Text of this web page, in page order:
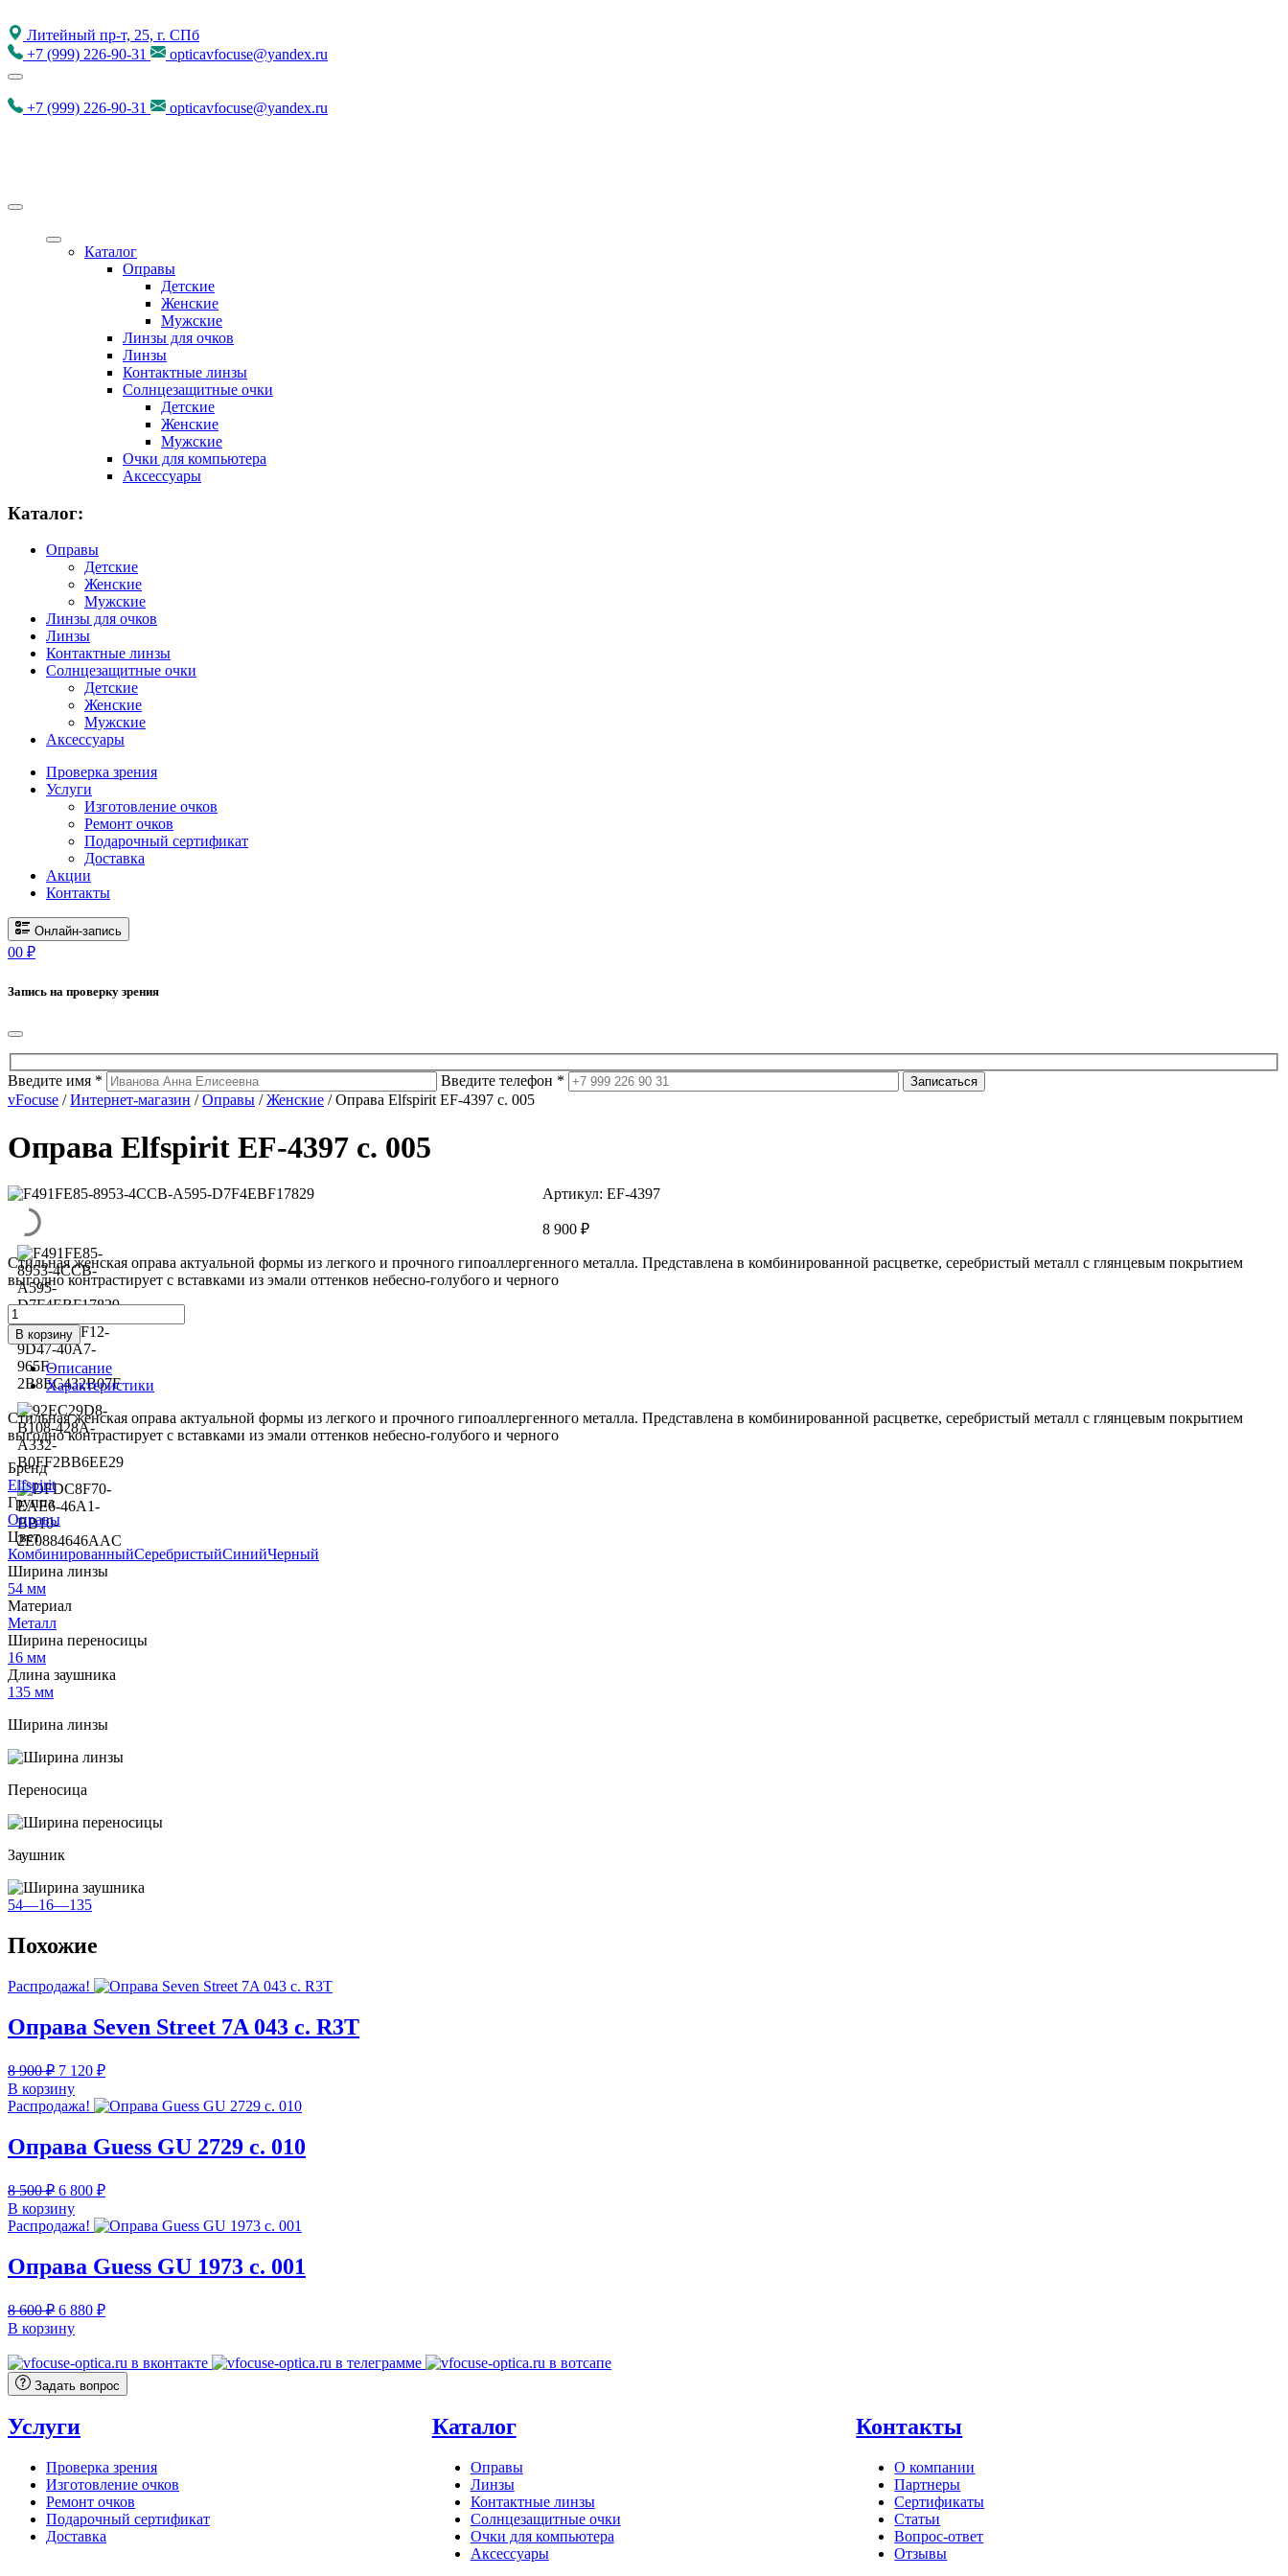
Литейный пр-т, 25, г. СПб
+7 (999) 226-90-31 opticavfocuse@yandex.ru
+7 (999) 226-90-31 opticavfocuse@yandex.ru
Каталог
Оправы
Детские
Женские
Мужские
Линзы для очков
Линзы
Контактные линзы
Солнцезащитные очки
Детские
Женские
Мужские
Очки для компьютера
Аксессуары
Каталог:
Оправы
Детские
Женские
Мужские
Линзы для очков
Линзы
Контактные линзы
Солнцезащитные очки
Детские
Женские
Мужские
Аксессуары
Проверка зрения
Услуги
Изготовление очков
Ремонт очков
Подарочный сертификат
Доставка
Акции
Контакты
Онлайн-запись
00 ₽
Запись на проверку зрения
Введите имя * Введите телефон * Записаться
vFocuse /Интернет-магазин /Оправы /Женские / Оправа Elfspirit EF-4397 c. 005
Оправа Elfspirit EF-4397 c. 005
Артикул: EF-4397
8 900 ₽
Стильная женская оправа актуальной формы из легкого и прочного гипоаллергенного металла. Представлена в комбинированной расцветке, серебристый металл с глянцевым покрытием
выгодно контрастирует с вставками из эмали оттенков небесно-голубого и черного
Количество
товара
Оправа
Elfspirit
EF-
c.
005
В корзину
Описание
Характеристики
Стильная женская оправа актуальной формы из легкого и прочного гипоаллергенного металла. Представлена в комбинированной расцветке, серебристый металл с глянцевым покрытием
выгодно контрастирует с вставками из эмали оттенков небесно-голубого и черного
Бренд
Elfspirit
Группа
Оправы
Цвет
КомбинированныйСеребристыйСинийЧерный
Ширина линзы
54 мм
Материал
Металл
Ширина переносицы
16 мм
Длина заушника
135 мм
Ширина линзы
Переносица
Заушник
54—16—135
Похожие
Распродажа!
Оправа Seven Street 7A 043 с. R3T
8 900₽ Первоначальная
цена
составляла
8
900 ₽.
7 120 ₽Текущая
7
В корзину
Распродажа!
Оправа Guess GU 2729 c. 010
8 500₽ Первоначальная
цена
составляла
8
500 ₽.
6 800 ₽Текущая
6
В корзину
Распродажа!
Оправа Guess GU 1973 с. 001
8 600₽ Первоначальная
цена
составляла
8
600 ₽.
6 880 ₽Текущая
880 ₽.
В корзину
Задать вопрос
Услуги
Проверка зрения
Изготовление очков
Ремонт очков
Подарочный сертификат
Доставка
Каталог
Оправы
Линзы
Контактные линзы
Солнцезащитные очки
Очки для компьютера
Аксессуары
Контакты
О компании
Партнеры
Сертификаты
Статьи
Вопрос-ответ
Отзывы